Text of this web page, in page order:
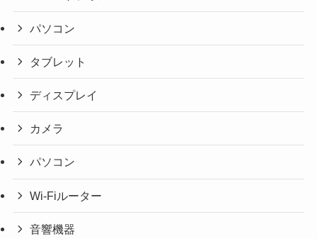
パソコン
タブレット
ディスプレイ
カメラ
パソコン
Wi-Fiルーター
音響機器